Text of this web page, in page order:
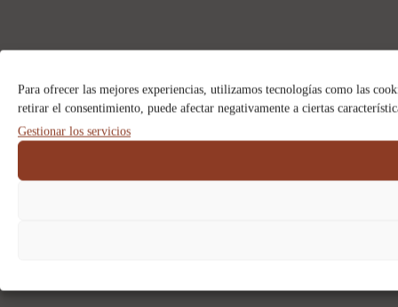
Para ofrecer las mejores experiencias, utilizamos tecnologías como las
retirar el consentimiento, puede afectar negativamente a ciertas
Gestionar los servicios